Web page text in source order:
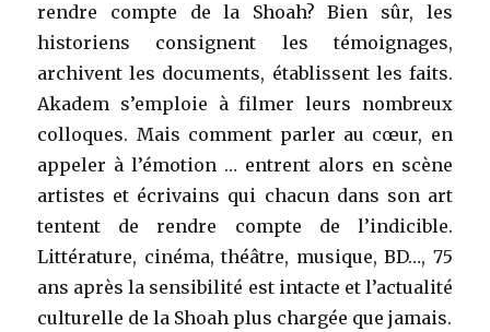
rendre compte de la Shoah? Bien sûr, les
historiens consignent les témoignages,
archivent les documents, établissent les faits.
Akadem s’emploie à filmer leurs nombreux
colloques. Mais comment parler au cœur, en
appeler à l’émotion … entrent alors en scène
artistes et écrivains qui chacun dans son art
tentent de rendre compte de l’indicible.
Littérature, cinéma, théâtre, musique, BD…, 75
ans après la sensibilité est intacte et l’actualité
culturelle de la Shoah plus chargée que jamais.